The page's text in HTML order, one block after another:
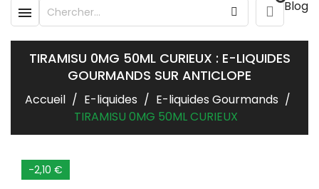
 Blog
TIRAMISU 0MG 50ML CURIEUX : E-LIQUIDES
GOURMANDS SUR ANTICLOPE
Accueil E-liquides
E-liquides Gourmands
TIRAMISU 0MG 50ML CURIEUX
-2,10 €